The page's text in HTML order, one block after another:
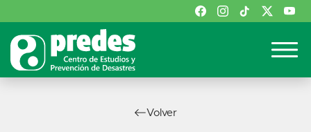
Volver